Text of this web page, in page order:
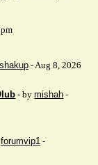
- Aug 8, 2026
- bymishah -
forumvip1 -